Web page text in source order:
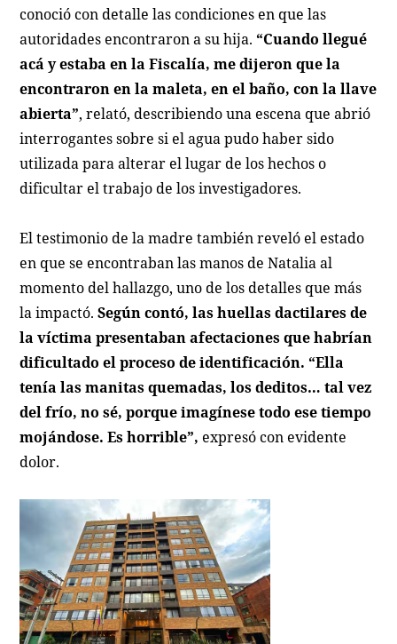
conoció con detalle las condiciones en que las
autoridades encontraron a su hija. “Cuando llegué
acá y estaba en la Fiscalía, me dijeron que la
encontraron en la maleta, en el baño, con la llave
abierta”, relató, describiendo una escena que abrió
interrogantes sobre si el agua pudo haber sido
utilizada para alterar el lugar de los hechos o
dificultar el trabajo de los investigadores.
El testimonio de la madre también reveló el estado
en que se encontraban las manos de Natalia al
momento del hallazgo, uno de los detalles que más
la impactó.Según contó, las huellas dactilares de
la víctima presentaban afectaciones que habrían
dificultado el proceso de identificación. “Ella
tenía las manitas quemadas, los deditos… tal vez
del frío, no sé, porque imagínese todo ese tiempo
mojándose. Es horrible”, expresó con evidente
dolor.